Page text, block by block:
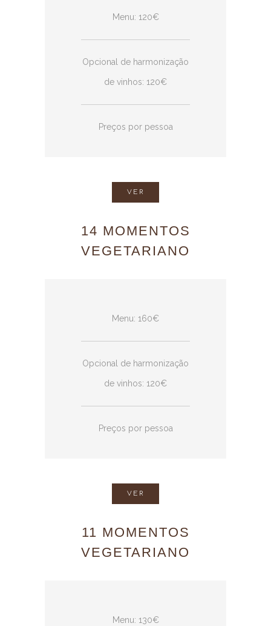
Menu: 120€
Opcional de harmonização
de vinhos: 120€
Preços por pessoa
VER
14 MOMENTOS
VEGETARIANO
Menu: 160€
Opcional de harmonização
de vinhos: 120€
Preços por pessoa
VER
11 MOMENTOS
VEGETARIANO
Menu: 130€